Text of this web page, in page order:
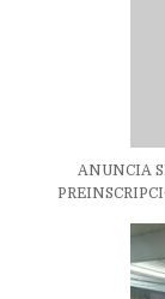
ANUNCIA